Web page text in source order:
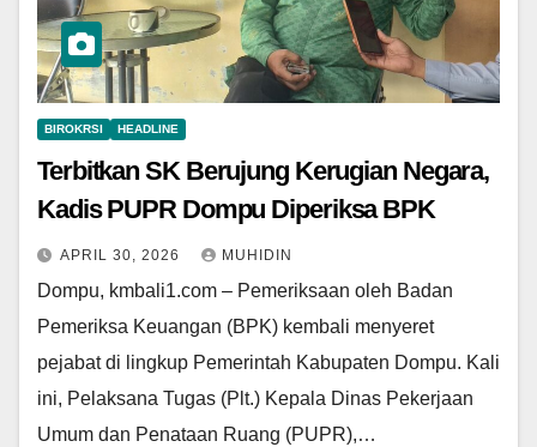
BIROKRSI HEADLINE
Terbitkan SK Berujung Kerugian Negara,
Kadis PUPR Dompu Diperiksa BPK
APRIL 30, 2026 MUHIDIN
Dompu, kmbali1.com – Pemeriksaan oleh Badan
Pemeriksa Keuangan (BPK) kembali menyeret
pejabat di lingkup Pemerintah Kabupaten Dompu. Kali
ini, Pelaksana Tugas (Plt.) Kepala Dinas Pekerjaan
Umum dan Penataan Ruang (PUPR),…